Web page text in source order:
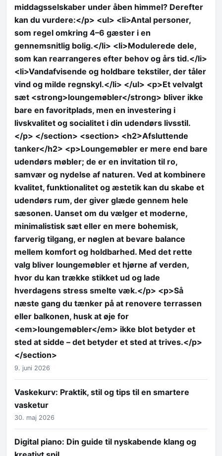
middagsselskaber under åben himmel? Derefter
kan du vurdere:</p> <ul> <li>Antal personer,
som regel omkring 4–6 gæster i en
gennemsnitlig bolig.</li> <li>Modulerede dele,
som kan rearrangeres efter behov og års tid.</li>
<li>Vandafvisende og holdbare tekstiler, der tåler
vind og milde regnskyl.</li> </ul> <p>Et velvalgt
sæt <strong>loungemøbler</strong> bliver ikke
bare en favoritplads, men en investering i
livskvalitet og socialitet i din udendørs livsstil.
</p> </section> <section> <h2>Afsluttende
tanker</h2> <p>Loungemøbler er mere end bare
udendørs møbler; de er en invitation til ro,
samvær og nydelse af naturen. Ved at kombinere
kvalitet, funktionalitet og æstetik kan du skabe et
udendørs rum, der giver glæde gennem hele
sæsonen. Uanset om du vælger et moderne,
minimalistisk sæt eller en mere bohemisk,
farverig tilgang, er nøglen at bevare balance
mellem komfort og holdbarhed. Med det rette
valg bliver loungemøbler et hjørne af verden,
hvor du kan trække stikket ud og lade
hverdagens stress smelte væk.</p> <p>Så
næste gang du tænker på at renovere terrassen
eller balkonen, husk at øje for
<em>loungemøbler</em> ikke blot betyder et
sted at sidde – det betyder et sted at trives.</p>
</section>
9. juni 2026
Vaskekurv: Praktik, stil og tips til en smartere
vasketur
30. maj 2026
Digital piano: Din guide til nyskabende klang og